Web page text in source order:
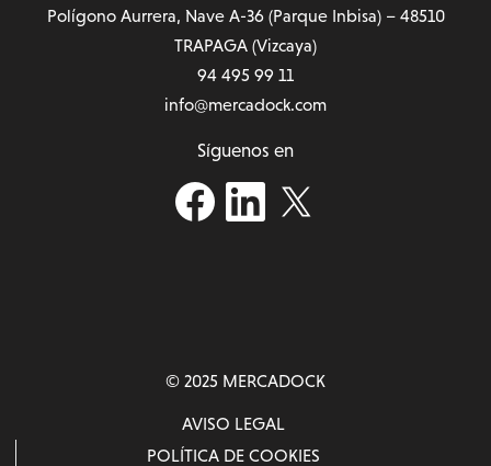
Polígono Aurrera, Nave A-36 (Parque Inbisa) – 48510
TRAPAGA (Vizcaya)
94 495 99 11
info@mercadock.com
Síguenos en
© 2025 MERCADOCK
AVISO LEGAL
POLÍTICA DE COOKIES